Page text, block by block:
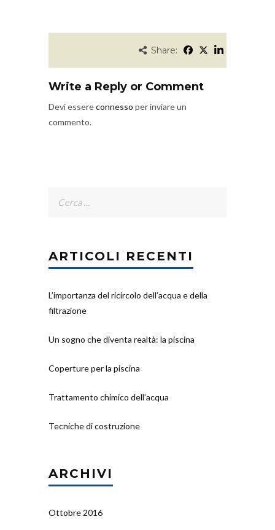
Share:
Write a Reply or Comment
Devi essereconnesso per inviare un
commento.
ARTICOLI RECENTI
L’importanza del ricircolo dell’acqua e della
filtrazione
Un sogno che diventa realtà: la piscina
Coperture per la piscina
Trattamento chimico dell’acqua
Tecniche di costruzione
ARCHIVI
Ottobre 2016